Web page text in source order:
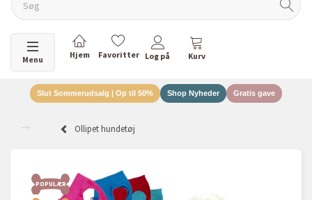
Skifte navigation
Menu
Slut Sommerudsalg | Op til 50% Shop Nyheder Gratis gave
Ollipet hundetøj
POPULÆR